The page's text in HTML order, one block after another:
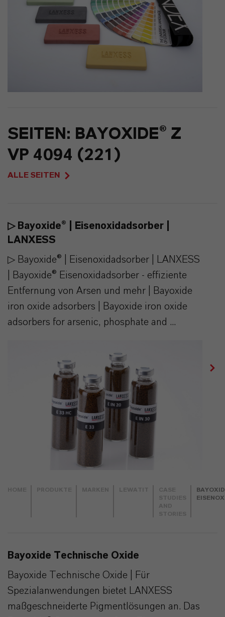
SEITEN: BAYOXIDE® Z
VP 4094 (221)
ALLE SEITEN
▷ Bayoxide® | Eisenoxidadsorber |
LANXESS
▷ Bayoxide® | Eisenoxidadsorber | LANXESS
| Bayoxide® Eisenoxidadsorber - effiziente
Entfernung von Arsen und mehr | Bayoxide
iron oxide adsorbers | Bayoxide iron oxide
adsorbers for arsenic, phosphate and ...
Bayoxide Technische Oxide
Bayoxide Technische Oxide | Für
Spezialanwendungen bietet LANXESS
maßgeschneiderte Pigmentlösungen an. Das